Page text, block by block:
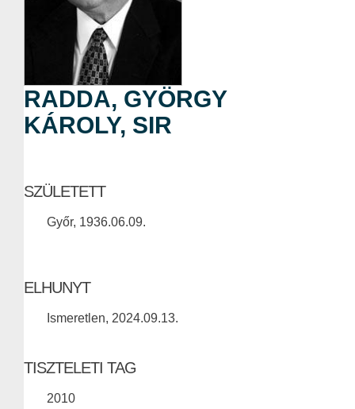
RADDA, GYÖRGY
KÁROLY, SIR
SZÜLETETT
Győr, 1936.06.09.
ELHUNYT
Ismeretlen, 2024.09.13.
TISZTELETI TAG
2010